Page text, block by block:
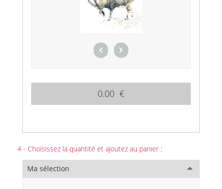
0.00 €
4 - Choisissez la quantité et ajoutez au panier :
Ma sélection